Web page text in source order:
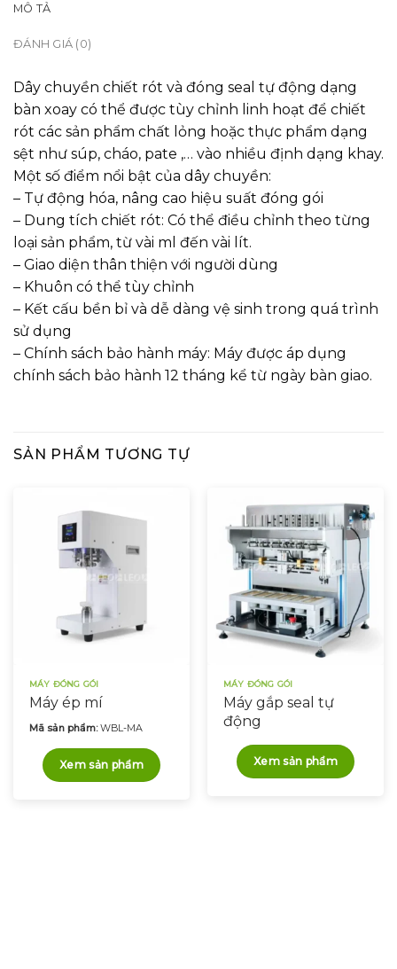
MÔ TẢ
ĐÁNH GIÁ (0)
Dây chuyền chiết rót và đóng seal tự động dạng
bàn xoay có thể được tùy chỉnh linh hoạt để chiết
rót các sản phẩm chất lỏng hoặc thực phẩm dạng
sệt như súp, cháo, pate ,… vào nhiều định dạng khay.
Một số điểm nổi bật của dây chuyền:
– Tự động hóa, nâng cao hiệu suất đóng gói
– Dung tích chiết rót: Có thể điều chỉnh theo từng
loại sản phẩm, từ vài ml đến vài lít.
– Giao diện thân thiện với người dùng
– Khuôn có thể tùy chỉnh
– Kết cấu bền bỉ và dễ dàng vệ sinh trong quá trình
sử dụng
– Chính sách bảo hành máy: Máy được áp dụng
chính sách bảo hành 12 tháng kể từ ngày bàn giao.
SẢN PHẨM TƯƠNG TỰ
MÁY ĐÓNG GÓI
Máy ép mí
Mã sản phẩm:WBL-MA
Xem sản phẩm
MÁY ĐÓNG GÓI
Máy gắp seal tự
động
Xem sản phẩm